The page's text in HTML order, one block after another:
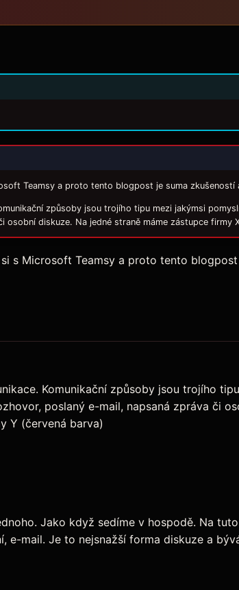
Teamsy a proto tento blogpost je suma
způsoby jsou trojího tipu mezi jakýmsi
diskuze. Na jedné straně máme zástupce
s Microsoft Teamsy a proto tento
Komunikační způsoby jsou trojího
poslaný e-mail, napsaná zpráva či
Y (červená barva)
Jako když sedíme v hospodě. Na
e-mail. Je to nejsnažší forma diskuze a